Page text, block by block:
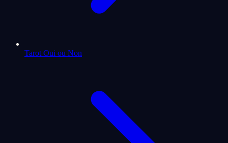
Tarot Oui ou Non